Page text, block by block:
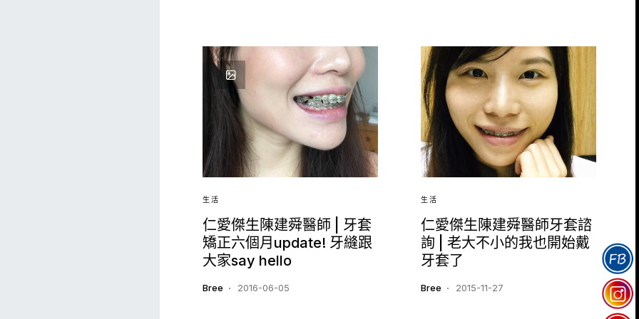
生活
仁愛傑生陳建舜醫師 | 牙套
矯正六個月update! 牙縫跟
大家say hello
Bree 2016-06-05
生活
仁愛傑生陳建舜醫師牙套諮
詢 | 老大不小的我也開始戴
牙套了
Bree 2015-11-27